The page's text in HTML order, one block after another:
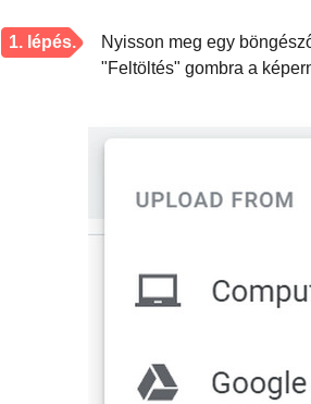
1. lépés.
Nyisson meg egy
"Feltöltés" gombra a